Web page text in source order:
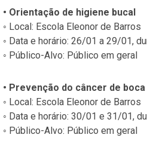
• Orientação de higiene bucal
◦ Local: Escola Eleonor de Barros
◦ Data e horário: 26/01 a 29/01,
◦ Público-Alvo: Público em geral
• Prevenção do câncer de boca
◦ Local: Escola Eleonor de Barros
◦ Data e horário: 30/01 e 31/01,
◦ Público-Alvo: Público em geral